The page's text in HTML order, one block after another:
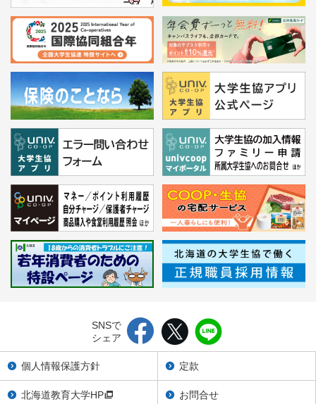
SNSで
シェア
個人情報保護方針
定款
北海道教育大学HP お問合せ